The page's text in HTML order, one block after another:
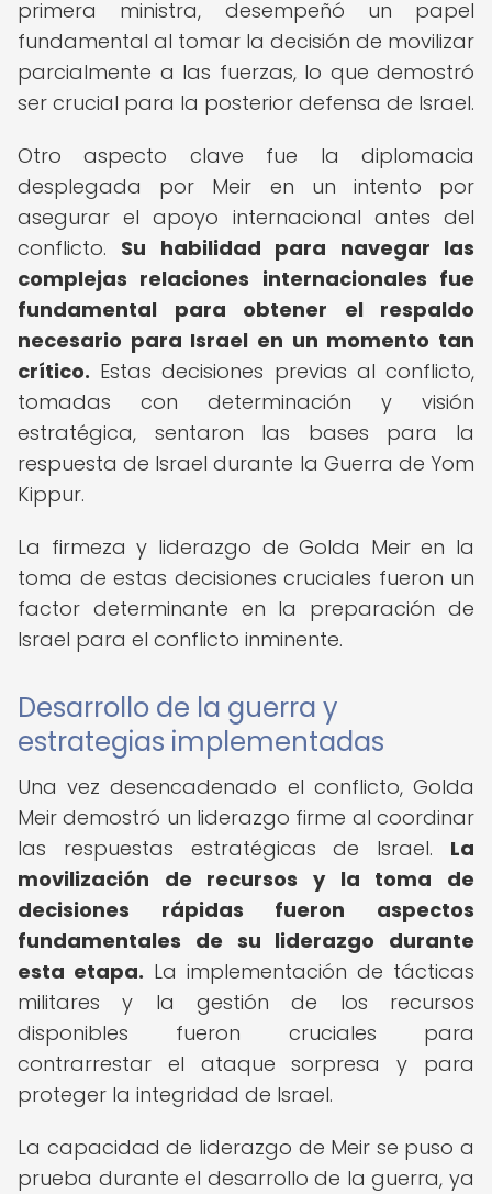
primera ministra, desempeñó un papel
fundamental al tomar la decisión de movilizar
parcialmente a las fuerzas, lo que demostró
ser crucial para la posterior defensa de Israel.
Otro aspecto clave fue la diplomacia
desplegada por Meir en un intento por
asegurar el apoyo internacional antes del
conflicto. Su habilidad para navegar las
complejas relaciones internacionales fue
fundamental para obtener el respaldo
necesario para Israel en un momento tan
crítico. Estas decisiones previas al conflicto,
tomadas con determinación y visión
estratégica, sentaron las bases para la
respuesta de Israel durante la Guerra de Yom
Kippur.
La firmeza y liderazgo de Golda Meir en la
toma de estas decisiones cruciales fueron un
factor determinante en la preparación de
Israel para el conflicto inminente.
Desarrollo de la guerra y
estrategias implementadas
Una vez desencadenado el conflicto, Golda
Meir demostró un liderazgo firme al coordinar
las respuestas estratégicas de Israel. La
movilización de recursos y la toma de
decisiones rápidas fueron aspectos
fundamentales de su liderazgo durante
esta etapa. La implementación de tácticas
militares y la gestión de los recursos
disponibles fueron cruciales para
contrarrestar el ataque sorpresa y para
proteger la integridad de Israel.
La capacidad de liderazgo de Meir se puso a
prueba durante el desarrollo de la guerra, ya